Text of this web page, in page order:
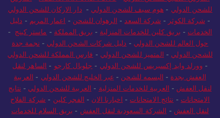
للشحن الدولي - هوم سيف للشحن الدولي -دار الاركان للشحن الدولي
- شركة الكوثر - شركة السعد - الرهوان للشحن - اعمار المريم - دليل
الخدمات - بريق كلين للخدمات المنزلية - بريق المملكة - ماستر كينج -
حول العالم للشحن الدولي - دليل شركات الشحن الدولي - نجمة جدة
للشحن الدولي - المتميز للشحن الدولي - فارس المملكة للشحن الدولي
- وورلد وايد إكسبريس للشحن الدولي - جلوبال كارجو - الساهر لنقل
العفش بجدة - البسمه للشحن - عبر الخليج للشحن الدولي - العربية
لنقل العفش - العربية للخدمات المنزلية - العربية للشحن الدولي - نتايج
الامتحانات - نتائج الامتحانات - اخبارنا الان - الفجر كلين - شركة الفلاح
لنقل العفش - الشركة السعودية لنقل العفش - بريق السلام للخدمات